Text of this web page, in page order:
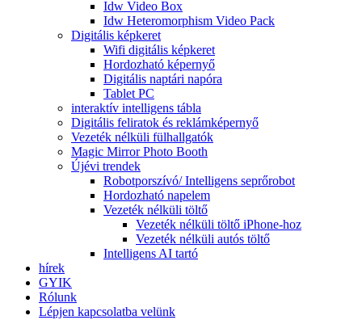
Idw Video Box
Idw Heteromorphism Video Pack
Digitális képkeret
Wifi digitális képkeret
Hordozható képernyő
Digitális naptári napóra
Tablet PC
interaktív intelligens tábla
Digitális feliratok és reklámképernyő
Vezeték nélküli fülhallgatók
Magic Mirror Photo Booth
Újévi trendek
Robotporszívó/ Intelligens seprőrobot
Hordozható napelem
Vezeték nélküli töltő
Vezeték nélküli töltő iPhone-hoz
Vezeték nélküli autós töltő
Intelligens AI tartó
hírek
GYIK
Rólunk
Lépjen kapcsolatba velünk